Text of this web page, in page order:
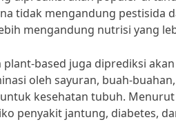
tidak mengandung pestisida
mengandung nutrisi yang
based juga diprediksi
oleh sayuran, buah-
kesehatan tubuh.
penyakit jantung, diabetes,